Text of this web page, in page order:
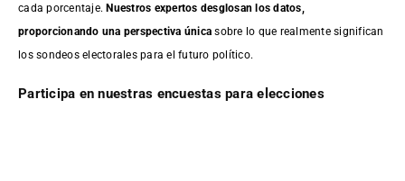
cada porcentaje.Nuestros expertos desglosan los datos,
proporcionando una perspectiva única sobre lo que realmente significan
los sondeos electorales para el futuro político.
Participa en nuestras encuestas para elecciones